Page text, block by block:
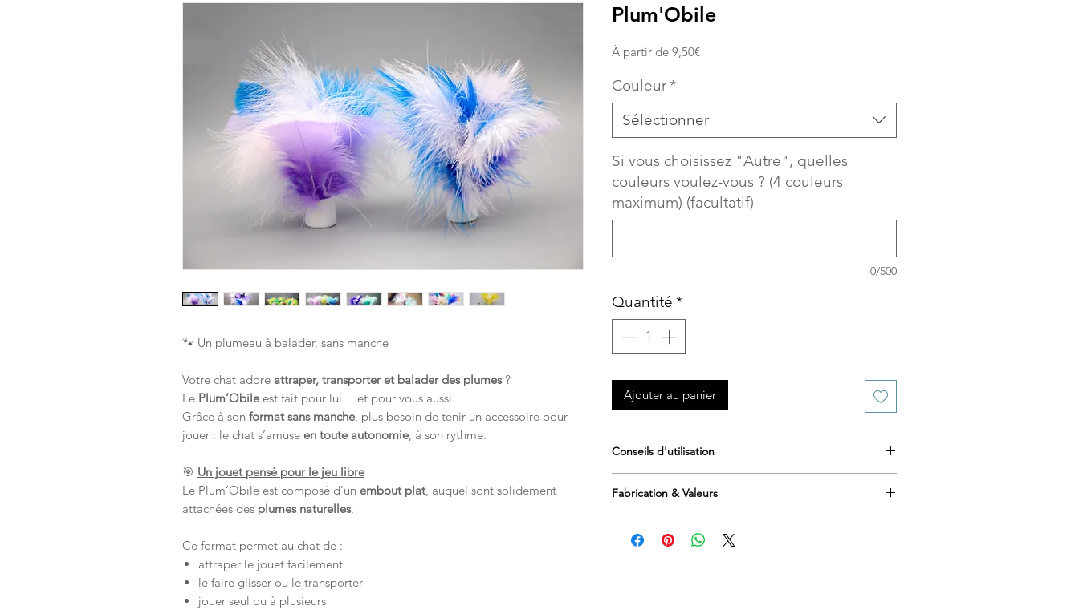
🐾 Un plumeau à balader, sans manche
Votre chat adore attraper, transporter et balader des plumes?
Le Plum’Obile est fait pour lui… et pour vous aussi.
Grâce à son format sans manche , plus besoin de tenir un accessoire pour
jouer : le chat s’amuse en toute autonomie , à son rythme.
🎯 Un jouet pensé pour le jeu libre
Le Plum’Obile est composé d’un embout plat, auquel sont solidement
attachées des plumes naturelles.
Ce format permet au chat de :
attraper le jouet facilement
le faire glisser ou le transporter
jouer seul ou à plusieurs
Plum'Obile
À partir de 9,50€Prix
Couleur *
Sélectionner
Si vous choisissez "Autre", quelles
couleurs voulez-vous ? (4 couleurs
maximum) (facultatif)
0/500
Quantité *
Ajouter au panier
Conseils d'utilisation
Idéal pour le jeu autonome
Fabrication & Valeurs
Fabrication artisanale